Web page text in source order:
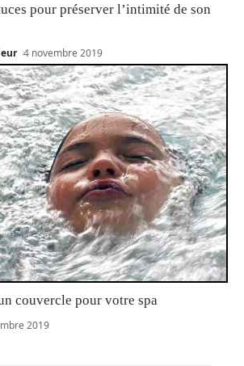
pour préserver l’intimité de son
4 novembre 2019
couvercle pour votre spa
2019